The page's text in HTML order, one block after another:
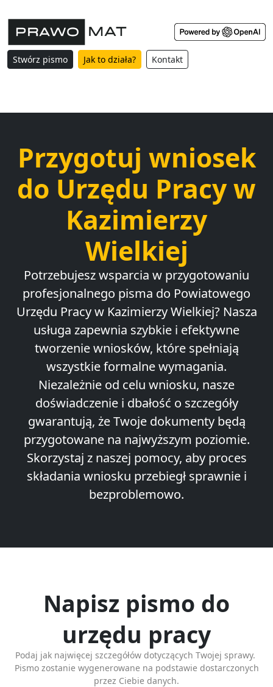
Stwórz pismo Jak to działa? Kontakt
Przygotuj wniosek
do Urzędu Pracy w
Kazimierzy
Wielkiej
Potrzebujesz wsparcia w przygotowaniu
profesjonalnego pisma do Powiatowego
Urzędu Pracy w Kazimierzy Wielkiej? Nasza
usługa zapewnia szybkie i efektywne
tworzenie wniosków, które spełniają
wszystkie formalne wymagania.
Niezależnie od celu wniosku, nasze
doświadczenie i dbałość o szczegóły
gwarantują, że Twoje dokumenty będą
przygotowane na najwyższym poziomie.
Skorzystaj z naszej pomocy, aby proces
składania wniosku przebiegł sprawnie i
bezproblemowo.
Napisz pismo do
urzędu pracy
Podaj jak najwięcej szczegółów dotyczących Twojej sprawy.
Pismo zostanie wygenerowane na podstawie dostarczonych
przez Ciebie danych.